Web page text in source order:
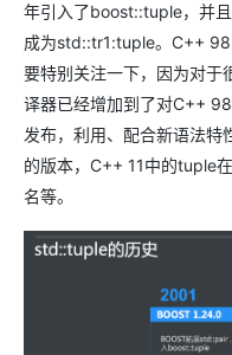
年引入了boost::tuple，并
成为std::tr1:tuple。C++
要特别关注一下，因为对于
译器已经增加到了对C++
发布，利用、配合新语法
的版本，C++ 11中的tuple
名等。